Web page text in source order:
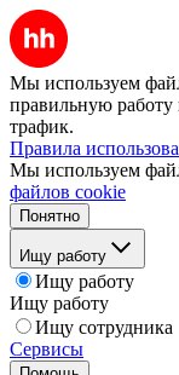
Мы используем
правильную работу
трафик.
Правила
Мы используем
файлов cookie
Понятно
Ищу работу
Ищу работу
Ищу работу
Ищу сотрудника
Сервисы